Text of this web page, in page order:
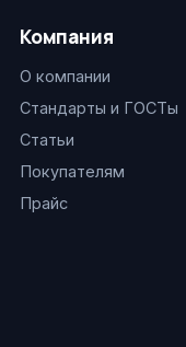
Компания
О компании
Стандарты и ГОСТы
Статьи
Покупателям
Прайс